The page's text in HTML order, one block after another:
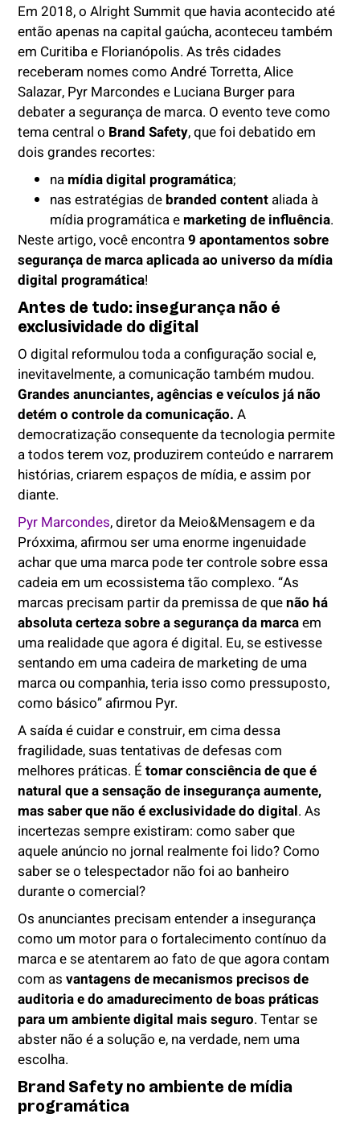
Em 2018, o Alright Summit que havia acontecido até
então apenas na capital gaúcha, aconteceu também
em Curitiba e Florianópolis. As três cidades
receberam nomes como André Torretta, Alice
Salazar, Pyr Marcondes e Luciana Burger para
debater a segurança de marca. O evento teve como
tema central o Brand Safety, que foi debatido em
dois grandes recortes:
na mídia digital programática;
nas estratégias de branded content aliada à
mídia programática e marketing de influência.
Neste artigo, você encontra9 apontamentos sobre
segurança de marca aplicada ao universo da mídia
digital programática!
Antes de tudo: insegurança não é
exclusividade do digital
O digital reformulou toda a configuração social e,
inevitavelmente, a comunicação também mudou.
Grandes anunciantes, agências e veículos já não
detém o controle da comunicação. A
democratização consequente da tecnologia permite
a todos terem voz, produzirem conteúdo e narrarem
histórias, criarem espaços de mídia, e assim por
diante.
Pyr Marcondes, diretor da Meio&Mensagem e da
Próxxima, afirmou ser uma enorme ingenuidade
achar que uma marca pode ter controle sobre essa
cadeia em um ecossistema tão complexo. “As
marcas precisam partir da premissa de quenão há
absoluta certeza sobre a segurança da marcaem
uma realidade que agora é digital. Eu, se estivesse
sentando em uma cadeira de marketing de uma
marca ou companhia, teria isso como pressuposto,
como básico” afirmou Pyr.
A saída é cuidar e construir, em cima dessa
fragilidade, suas tentativas de defesas com
melhores práticas. Étomar consciência de que é
natural que a sensação de insegurança aumente,
mas saber que não é exclusividade do digital. As
incertezas sempre existiram: como saber que
aquele anúncio no jornal realmente foi lido? Como
saber se o telespectador não foi ao banheiro
durante o comercial?
Os anunciantes precisam entender a insegurança
como um motor para o fortalecimento contínuo da
marca e se atentarem ao fato de que agora contam
com as vantagens de mecanismos precisos de
auditoria e do amadurecimento de boas práticas
para um ambiente digital mais seguro. Tentar se
abster não é a solução e, na verdade, nem uma
escolha.
Brand Safety no ambiente de mídia
programática